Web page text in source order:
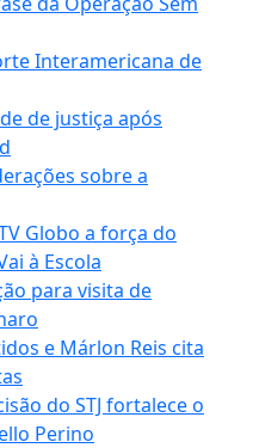
Interamericana de
de justiça após
sobre a
Globo a força do
à Escola
para visita de
e Márlon Reis cita
do STJ fortalece o
Perino